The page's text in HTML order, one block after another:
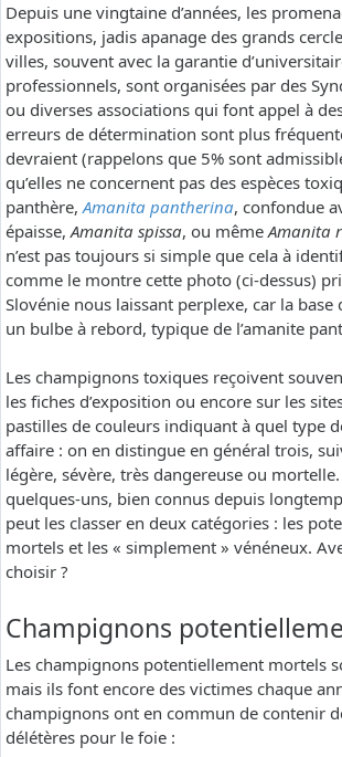
Depuis une vingtaine d’années, les
expositions, jadis apanage des grands
villes, souvent avec la garantie
professionnels, sont organisées par des
ou diverses associations qui font appel à
erreurs de détermination sont plus
devraient (rappelons que 5% sont
qu’elles ne concernent pas des espèces
panthère,Amanita pantherina, confondue
épaisse,Amanita spissa, ou mêmeAmanita
n’est pas toujours si simple que cela à
comme le montre cette photo (ci-dessus)
Slovénie nous laissant perplexe, car la
un bulbe à rebord, typique de l’amanite
Les champignons toxiques reçoivent
les fiches d’exposition ou encore sur les
pastilles de couleurs indiquant à quel type
affaire : on en distingue en général trois,
légère, sévère, très dangereuse ou mortelle.
quelques-uns, bien connus depuis
peut les classer en deux catégories : les
mortels et les « simplement » vénéneux.
choisir ?
Champignons
Les champignons potentiellement mortels
mais ils font encore des victimes chaque
champignons ont en commun de contenir
délétères pour le foie :